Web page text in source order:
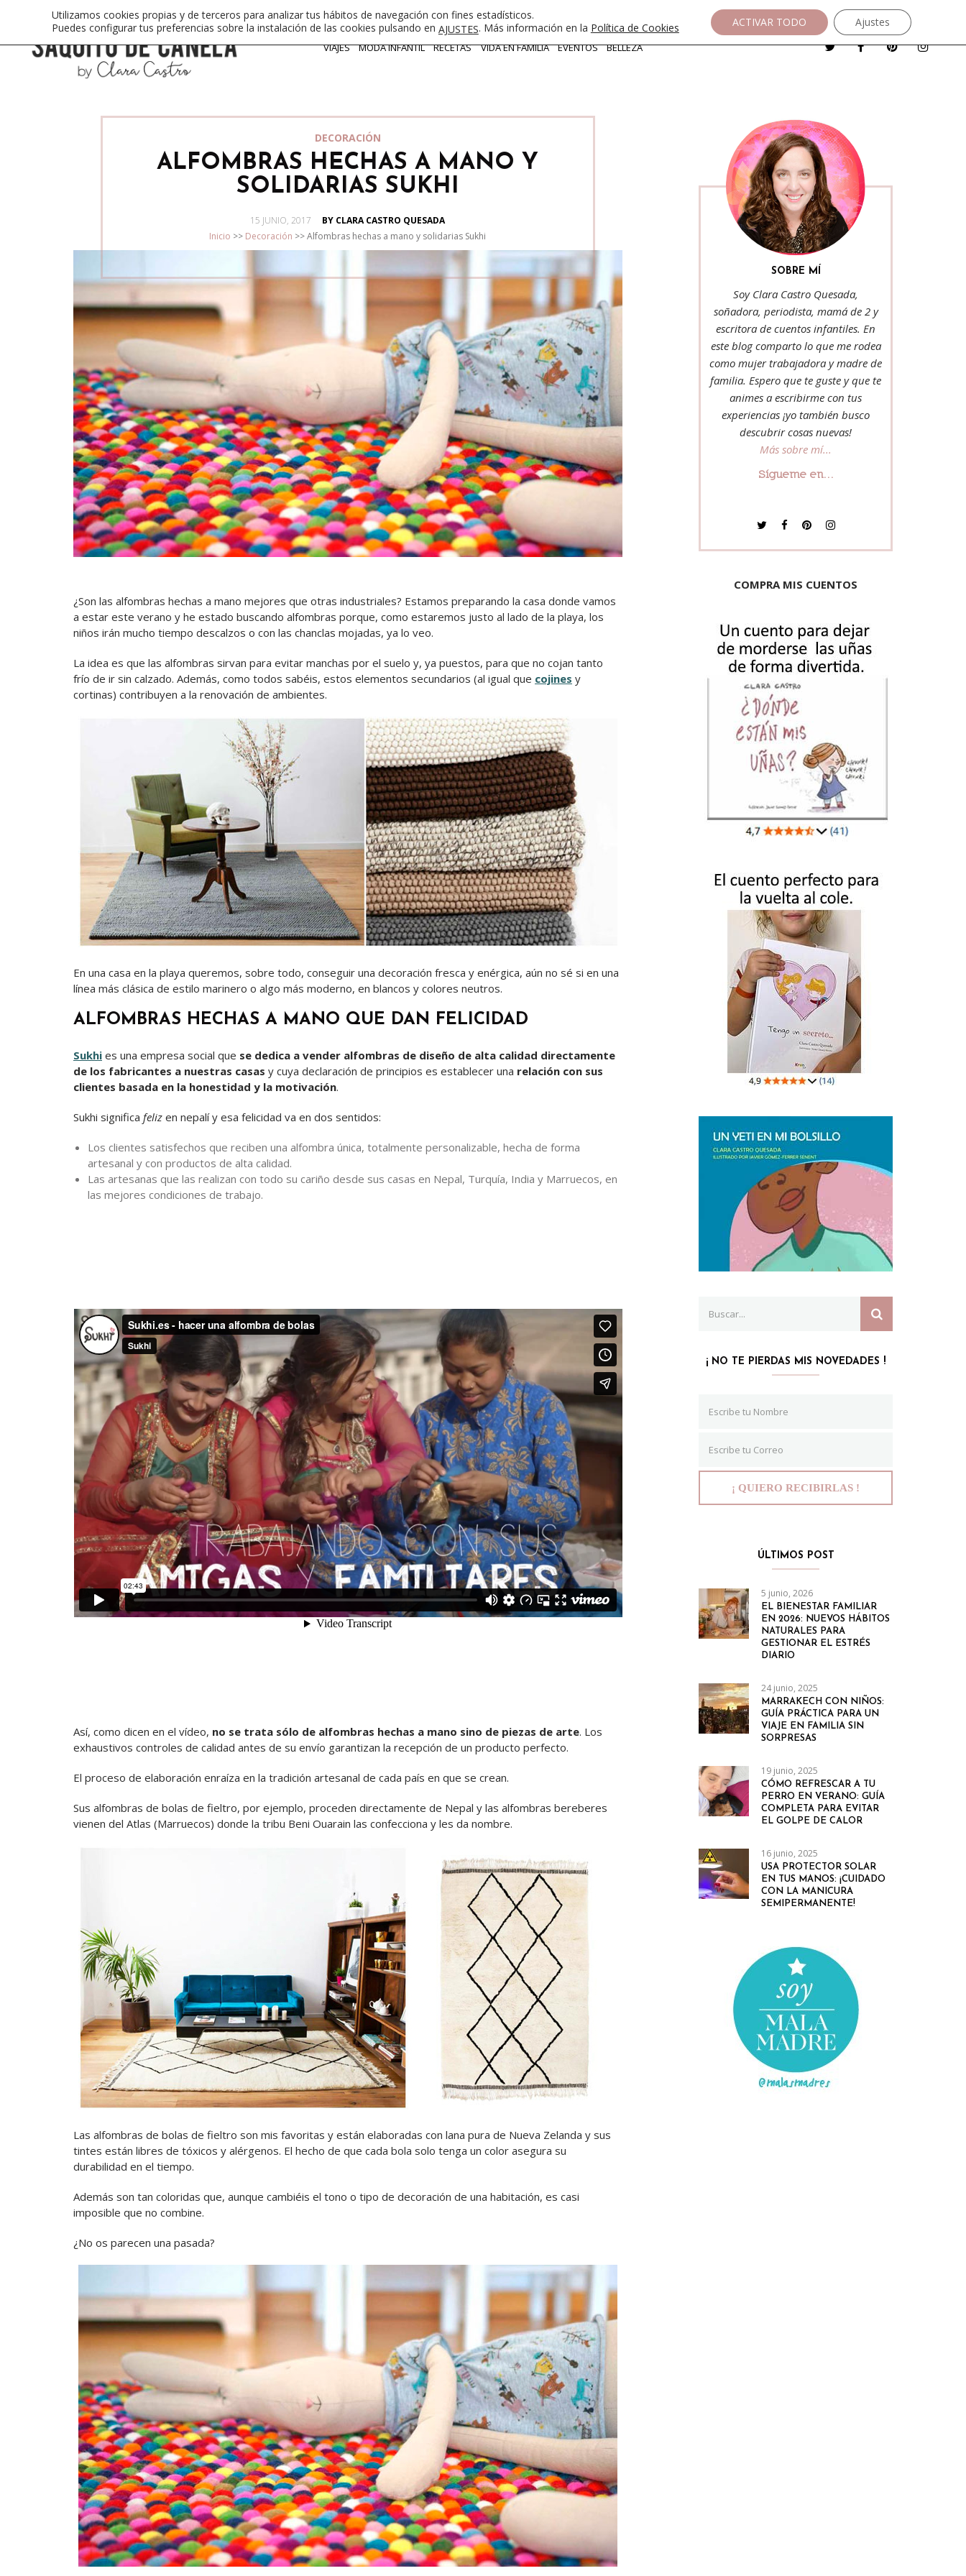
VIAJES MODA INFANTIL RECETAS VIDA EN FAMILIA EVENTOS BELLEZA
DECORACIÓN
ALFOMBRAS HECHAS A MANO Y
SOLIDARIAS SUKHI
POSTED
ON
15 JUNIO, 2017
BY CLARA CASTRO QUESADA
Inicio >> Decoración >>Alfombras hechas a mano y solidarias Sukhi
¿Son las alfombras hechas a mano mejores que otras industriales? Estamos preparando la casa donde vamos
a estar este verano y he estado buscando alfombras porque, como estaremos justo al lado de la playa, los
niños irán mucho tiempo descalzos o con las chanclas mojadas, ya lo veo.
La idea es que las alfombras sirvan para evitar manchas por el suelo y, ya puestos, para que no cojan tanto
frío de ir sin calzado. Además, como todos sabéis, estos elementos secundarios (al igual que cojines y
cortinas) contribuyen a la renovación de ambientes.
En una casa en la playa queremos, sobre todo, conseguir una decoración fresca y enérgica, aún no sé si en una
línea más clásica de estilo marinero o algo más moderno, en blancos y colores neutros.
ALFOMBRAS HECHAS A MANO QUE DAN FELICIDAD
Sukhi es una empresa social que se dedica a vender alfombras de diseño de alta calidad directamente
de los fabricantes a nuestras casas y cuya declaración de principios es establecer una relación con sus
clientes basada en la honestidad y la motivación.
Sukhi significa feliz en nepalí y esa felicidad va en dos sentidos:
Los clientes satisfechos que reciben una alfombra única, totalmente personalizable, hecha de forma
artesanal y con productos de alta calidad.
Las artesanas que las realizan con todo su cariño desde sus casas en Nepal, Turquía, India y Marruecos, en
las mejores condiciones de trabajo.
Así, como dicen en el vídeo, no se trata sólo de alfombras hechas a mano sino de piezas de arte. Los
exhaustivos controles de calidad antes de su envío garantizan la recepción de un producto perfecto.
El proceso de elaboración enraíza en la tradición artesanal de cada país en que se crean.
Sus alfombras de bolas de fieltro, por ejemplo, proceden directamente de Nepal y las alfombras bereberes
vienen del Atlas (Marruecos) donde la tribu Beni Ouarain las confecciona y les da nombre.
Las alfombras de bolas de fieltro son mis favoritas y están elaboradas con lana pura de Nueva Zelanda y sus
tintes están libres de tóxicos y alérgenos. El hecho de que cada bola solo tenga un color asegura su
durabilidad en el tiempo.
Además son tan coloridas que, aunque cambiéis el tono o tipo de decoración de una habitación, es casi
imposible que no combine.
¿No os parecen una pasada?
SOBRE MÍ
Soy Clara Castro Quesada,
soñadora, periodista, mamá de 2 y
escritora de cuentos infantiles. En
este blog comparto lo que me rodea
como mujer trabajadora y madre de
familia. Espero que te guste y que te
animes a escribirme con tus
experiencias ¡yo también busco
descubrir cosas nuevas!
Más sobre mí...
Sígueme en...
COMPRA MIS CUENTOS
for:
¡ NO TE PIERDAS MIS NOVEDADES !
ÚLTIMOS POST
5 junio, 2026
EL BIENESTAR FAMILIAR
EN 2026: NUEVOS HÁBITOS
NATURALES PARA
GESTIONAR EL ESTRÉS
DIARIO
24 junio, 2025
MARRAKECH CON NIÑOS:
GUÍA PRÁCTICA PARA UN
VIAJE EN FAMILIA SIN
SORPRESAS
19 junio, 2025
CÓMO REFRESCAR A TU
PERRO EN VERANO: GUÍA
COMPLETA PARA EVITAR
EL GOLPE DE CALOR
16 junio, 2025
USA PROTECTOR SOLAR
EN TUS MANOS: ¡CUIDADO
CON LA MANICURA
SEMIPERMANENTE!
Utilizamos cookies propias y de terceros para analizar tus hábitos de navegación con fines estadísticos.
Puedes configurar tus preferencias sobre la instalación de las cookies pulsando en AJUSTES. Más información en la Política de Cookies ACTIVAR TODO Ajustes